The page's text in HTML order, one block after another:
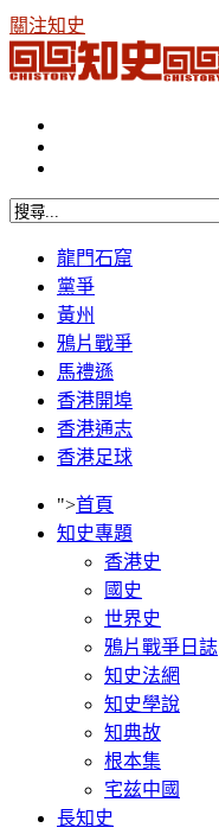
關注知史
龍門石窟
黨爭
黃州
鴉片戰爭
馬禮遜
香港開埠
香港通志
香港足球
">首頁
知史專題
香港史
國史
世界史
鴉片戰爭日誌
知史法網
知史學說
知典故
根本集
宅兹中國
長知史